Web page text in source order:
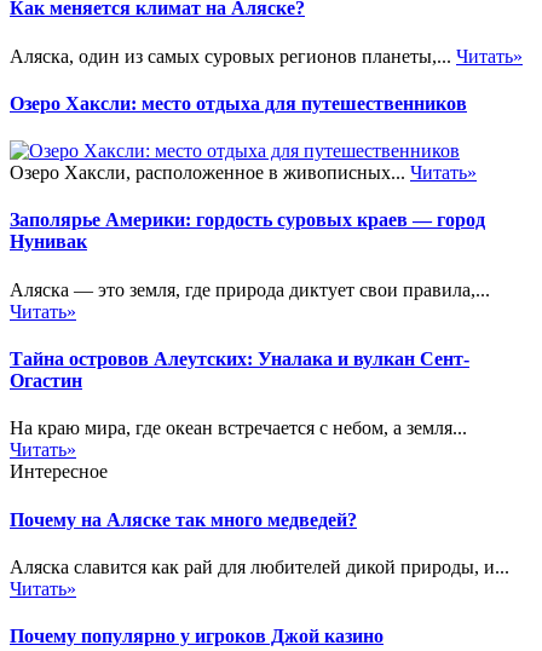
Как меняется климат на Аляске?
Аляска, один из самых суровых регионов планеты,... Читать»
Озеро Хаксли: место отдыха для путешественников
Озеро Хаксли, расположенное в живописных... Читать»
Заполярье Америки: гордость суровых краев — город
Нунивак
Аляска — это земля, где природа диктует свои правила,...
Читать»
Тайна островов Алеутских: Уналака и вулкан Сент-
Огастин
На краю мира, где океан встречается с небом, а земля...
Читать»
Интересное
Почему на Аляске так много медведей?
Аляска славится как рай для любителей дикой природы, и...
Читать»
Почему популярно у игроков Джой казино